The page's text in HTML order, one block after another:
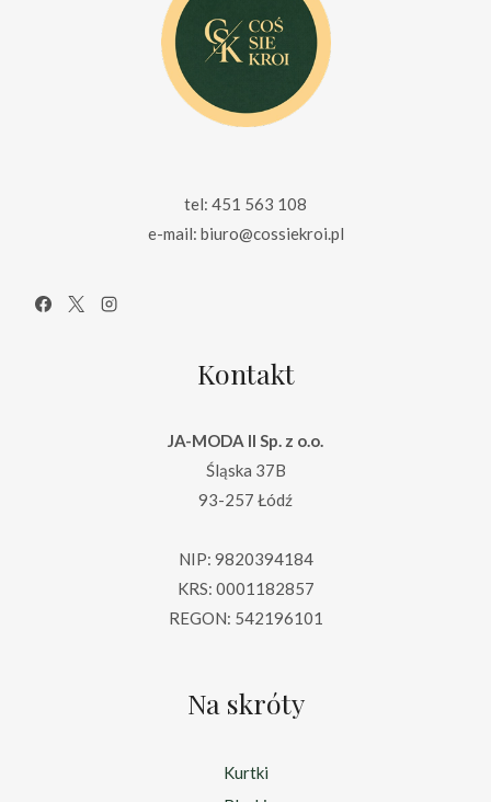
tel: 451 563 108
e-mail: biuro@cossiekroi.pl
Kontakt
JA-MODA II Sp. z o.o.
Śląska 37B
93-257 Łódź
NIP: 9820394184
KRS: 0001182857
REGON: 542196101
Na skróty
Kurtki